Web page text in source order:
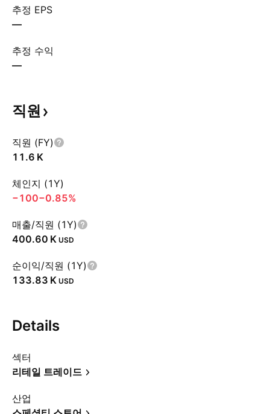
추정 EPS
—
추정 수익
—
직원
직원 (FY)
‪11.6 K‬
체인지 (1Y)
−100−0.85%
매출/직원 (1Y)
‪400.60 K‬ USD
순이익/직원 (1Y)
‪133.83 K‬ USD
Details
섹터
리테일 트레이드
산업